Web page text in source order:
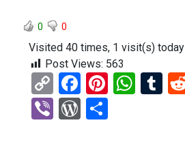
0 0
Visited 40 times, 1 visit(s) today
Post Views: 563
C
o
py
F
a
ce
Pi W T
Vi W